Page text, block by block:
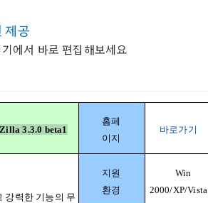
제공
에서 바로 편집해보세요
3.3.0 beta1
홈페
이지
바로가기
강력한 기능의 무
지원
환경
Win
2000/XP/Vista